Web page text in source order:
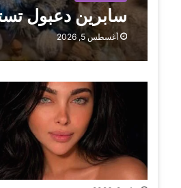
سابرين دعبول
أغسطس 5, 2026